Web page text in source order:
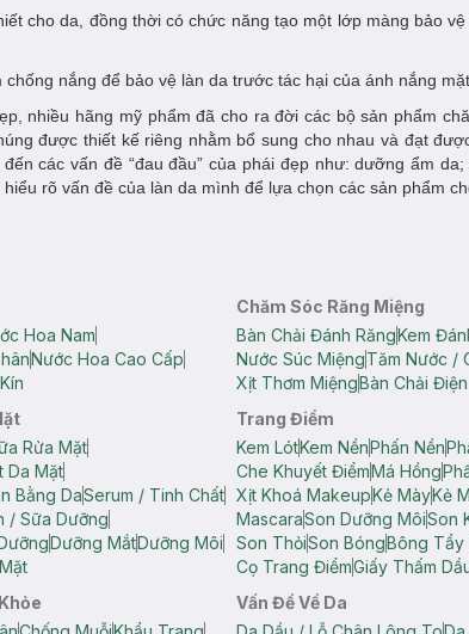
cho da, đồng thời có chức năng tạo một lớp màng bảo
nắng để bảo vệ làn da trước tác hại của ánh nắng
nhiều hãng mỹ phẩm đã cho ra đời các bộ sản phẩm
được thiết kế riêng nhằm bổ sung cho nhau và đạt
các vấn đề “đau đầu” của phái đẹp như: dưỡng ẩm
rõ vấn đề của làn da mình để lựa chọn các sản phẩm
Hoa Nam
Nước Hoa Cao Cấp
Chăm Sóc Răng Miệng
Bàn Chải Đánh RăngKem
Nước Súc MiệngTăm Nước /
Xịt Thơm MiệngBàn Chải Điện
Rửa Mặt
Da Mặt
Bằng DaSerum / Tinh Chất
/ Sữa Dưỡng
Dưỡng MắtDưỡng Môi
Trang Điểm
Kem LótKem NềnPhấn Nền
Che Khuyết ĐiểmMá Hồng
Xịt Khoá MakeupKẻ MàyKẻ
MascaraSon Dưỡng MôiSon
Son ThỏiSon BóngBông Tẩy
Cọ Trang ĐiểmGiấy Thấm
Vấn Đề Về Da